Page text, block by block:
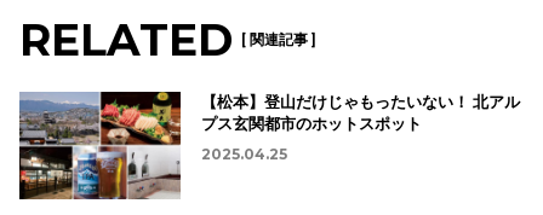
RELATED [ 関連記事 ]
【松本】登山だけじゃもったいない！ 北アル
プス玄関都市のホットスポット
2025.04.25